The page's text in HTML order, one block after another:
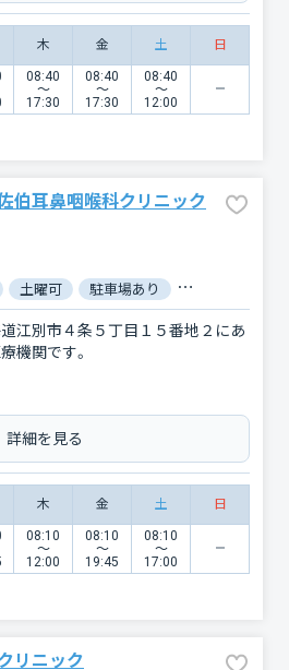
木 金 土 日
08:40
〜
17:30
08:40
〜
17:30
08:40
〜
12:00
伯耳鼻咽喉科クリニック
土曜可 駐車場あり バリアフリー
江別市４条５丁目１５番地２にあ
機関です。
詳細を見る
木 金 土 日
08:10
〜
12:00
08:10
〜
19:45
08:10
〜
17:00
リニック